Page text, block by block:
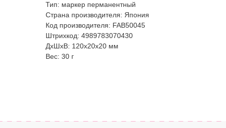
Тип: маркер перманентный
Страна производителя: Япония
Код производителя: FAB50045
Штрихкод: 4989783070430
ДxШxВ: 120x20x20 мм
Вес: 30 г